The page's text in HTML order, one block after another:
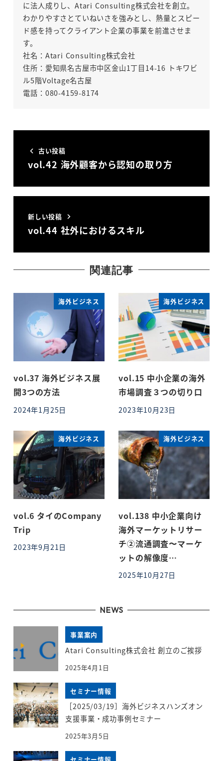
に法人成りし、Atari Consulting株式会社を創立。
わかりやすさとていねいさを強みとし、熱量とスピー
ド感を持ってクライアント企業の事業を前進させま
す。
社名：Atari Consulting株式会社
住所：愛知県名古屋市中区金山1丁目14-16 トキワビ
ル5階Voltage名古屋
電話：080-4159-8174
古い投稿
vol.42 海外顧客から認知の取り方
新しい投稿
vol.44 社外におけるスキル
関連記事
海外ビジネス
vol.37 海外ビジネス展
開3つの方法
投稿日
2024年1月25日
海外ビジネス
vol.15 中小企業の海外
市場調査３つの切り口
投稿日
2023年10月23日
海外ビジネス
vol.6 タイのCompany
Trip
投稿日
2023年9月21日
海外ビジネス
vol.138 中小企業向け
海外マーケットリサー
チ②流通調査〜マーケ
ットの解像度…
投稿日
2025年10月27日
NEWS
事業案内
Atari Consulting株式会社 創立のご挨拶
2025年4月1日
セミナー情報
［2025/03/19］海外ビジネスハンズオン
支援事業・成功事例セミナー
2025年3月5日